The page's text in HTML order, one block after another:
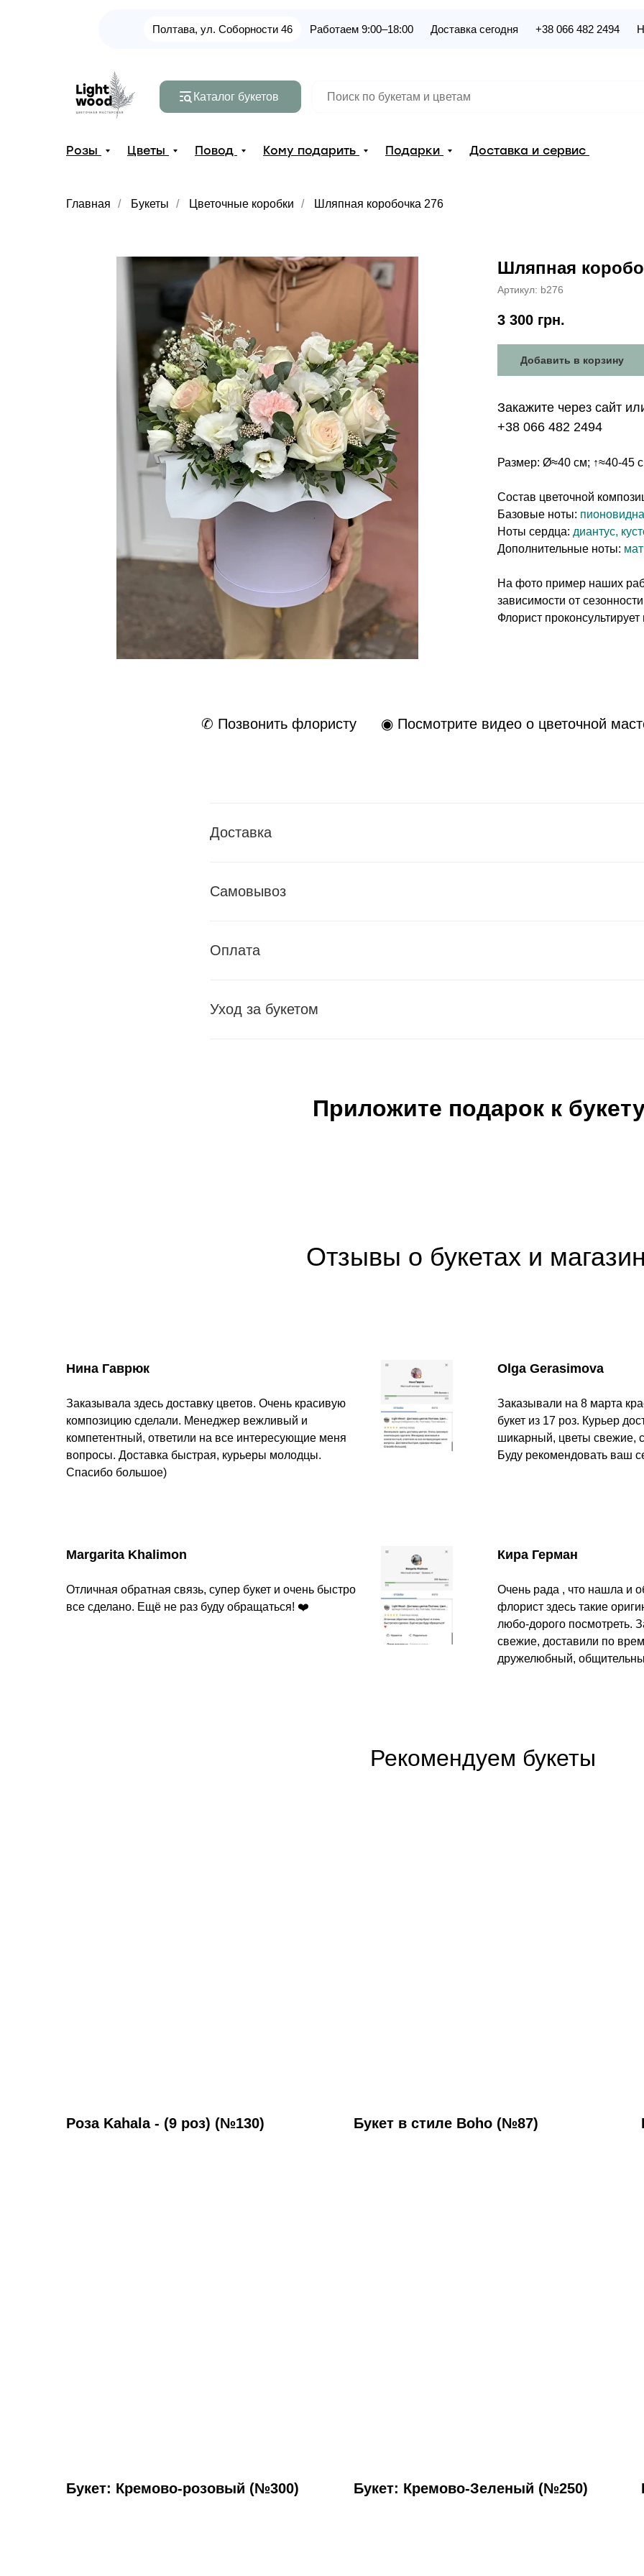
Полтава, ул. Соборности 46 Работаем 9:00–18:00 Доставка сегодня +38 066 482 2494
Каталог букетов
Розы Цветы Повод Кому подарить Подарки Доставка и сервис
Главная / Букеты / Цветочные коробки / Шляпная коробочка 276
Шляпная
Артикул: b276
3 300 грн.
Добавить в корзину
Закажите через сайт
+38 066 482 2494
Размер: Ø≈40 см; ↑≈40-45
Состав цветочной
Базовые ноты:
Ноты сердца: диантус,
Дополнительные ноты:
На фото пример наших
зависимости от
Флорист
✆ Позвонить флористу ◉ Посмотрите видео о цветочной
Доставка
Самовывоз
Оплата
Уход за букетом
Приложите подарок к
Отзывы о букетах и
Нина Гаврюк
Заказывала здесь доставку цветов. Очень красивую
композицию сделали. Менеджер вежливый и
компетентный, ответили на все интересующие меня
вопросы. Доставка быстрая, курьеры молодцы.
Спасибо большое)
Olga Gerasimova
Заказывали на 8 марта
букет из 17 роз. Курьер
шикарный, цветы свежие,
Буду рекомендовать ваш
Margarita Khalimon
Отличная обратная связь, супер букет и очень быстро
все сделано. Ещё не раз буду обращаться! ❤️
Кира Герман
Очень рада , что нашла и
флорист здесь такие
любо-дорого посмотреть.
свежие, доставили по
дружелюбный,
Рекомендуем букеты
Роза Kahala - (9 роз) (№130) Букет в стиле Boho (№87)
Букет: Кремово-розовый (№300) Букет: Кремово-Зеленый (№250)